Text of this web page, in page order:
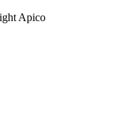
Apico